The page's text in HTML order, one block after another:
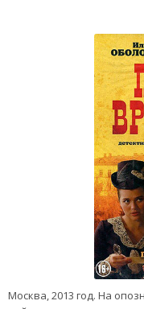
Москва, 2013 год. На